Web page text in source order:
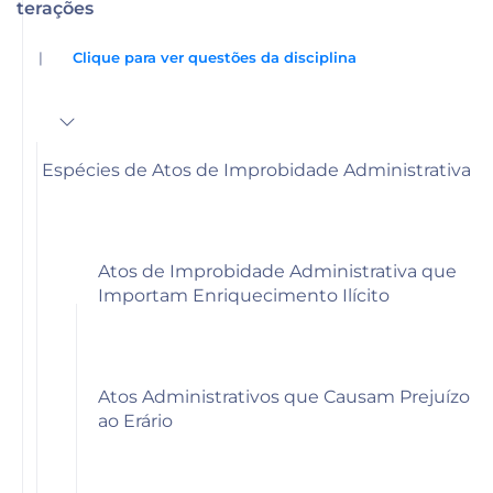
alterações
| Clique para ver questões da disciplina
Espécies de Atos de Improbidade Administrativa
Atos de Improbidade Administrativa que
Importam Enriquecimento Ilícito
Atos Administrativos que Causam Prejuízo
ao Erário